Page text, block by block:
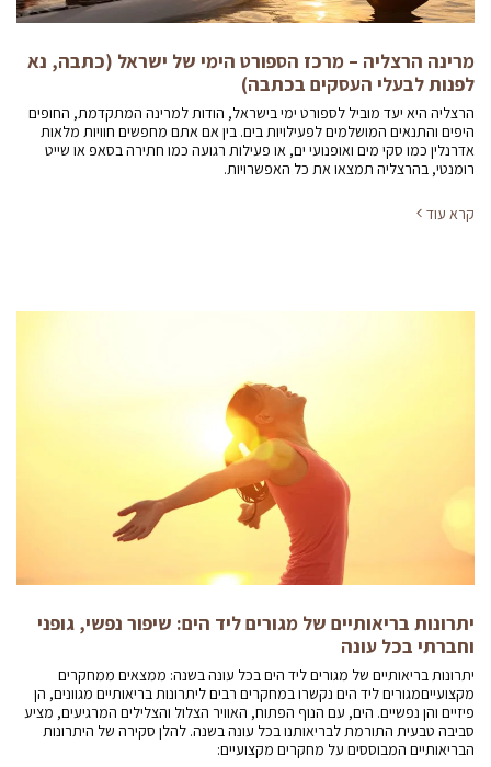
מרינה הרצליה – מרכז הספורט הימי של ישראל (כתבה, נא
לפנות לבעלי העסקים בכתבה)
הרצליה היא יעד מוביל לספורט ימי בישראל, הודות למרינה המתקדמת, החופים
היפים והתנאים המושלמים לפעילויות בים. בין אם אתם מחפשים חוויות מלאות
אדרנלין כמו סקי מים ואופנועי ים, או פעילות רגועה כמו חתירה בסאפ או שייט
רומנטי, בהרצליה תמצאו את כל האפשרויות.
קרא עוד
יתרונות בריאותיים של מגורים ליד הים: שיפור נפשי, גופני
וחברתי בכל עונה
יתרונות בריאותיים של מגורים ליד הים בכל עונה בשנה: ממצאים ממחקרים
מקצועייםמגורים ליד הים נקשרו במחקרים רבים ליתרונות בריאותיים מגוונים, הן
פיזיים והן נפשיים. הים, עם הנוף הפתוח, האוויר הצלול והצלילים המרגיעים, מציע
סביבה טבעית התורמת לבריאותנו בכל עונה בשנה. להלן סקירה של היתרונות
הבריאותיים המבוססים על מחקרים מקצועיים: